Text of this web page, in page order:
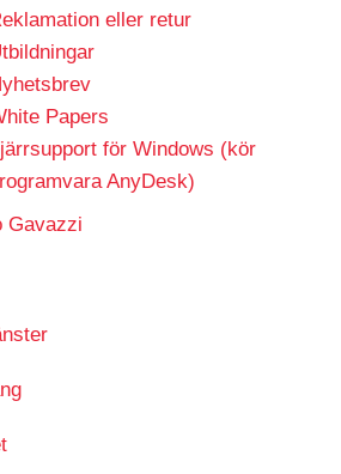
eller retur
Papers
för Windows (kör
AnyDesk)
Gavazzi